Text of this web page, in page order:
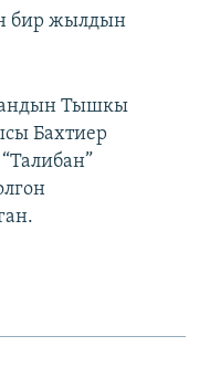
бир жылдын
Тышкы
Бахтиер